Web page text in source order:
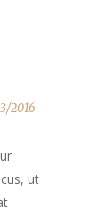
2016
ut